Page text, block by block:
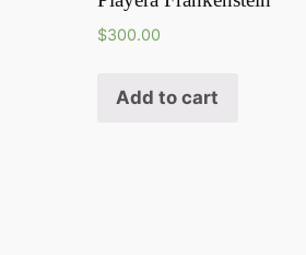
$300.00
Add to cart